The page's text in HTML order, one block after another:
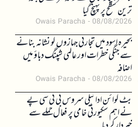
ترین سطح پر پہنچ گیا
Owais Paracha 08/08/2026
بحیرہ اسود میں تجارتی جہازوں کو نشانہ بنانے
سے جنگی خطرات اور عالمی شپنگ دباؤ میں
اضافہ
Owais Paracha 08/08/2026
بٹ کوائن ادائیگی سروس بی ٹی سی پے
نے اہم سکیورٹی خامی پر فعال حملے سے